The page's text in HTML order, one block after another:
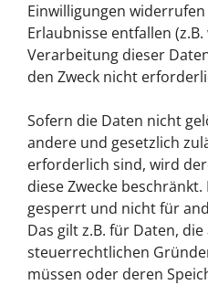
Einwilligungen
Erlaubnisse entfallen
Verarbeitung dieser
den Zweck nicht
Sofern die Daten nicht
andere und gesetzlich
erforderlich sind, wird
diese Zwecke
gesperrt und nicht für
Das gilt z.B. für Daten,
steuerrechtlichen
müssen oder deren